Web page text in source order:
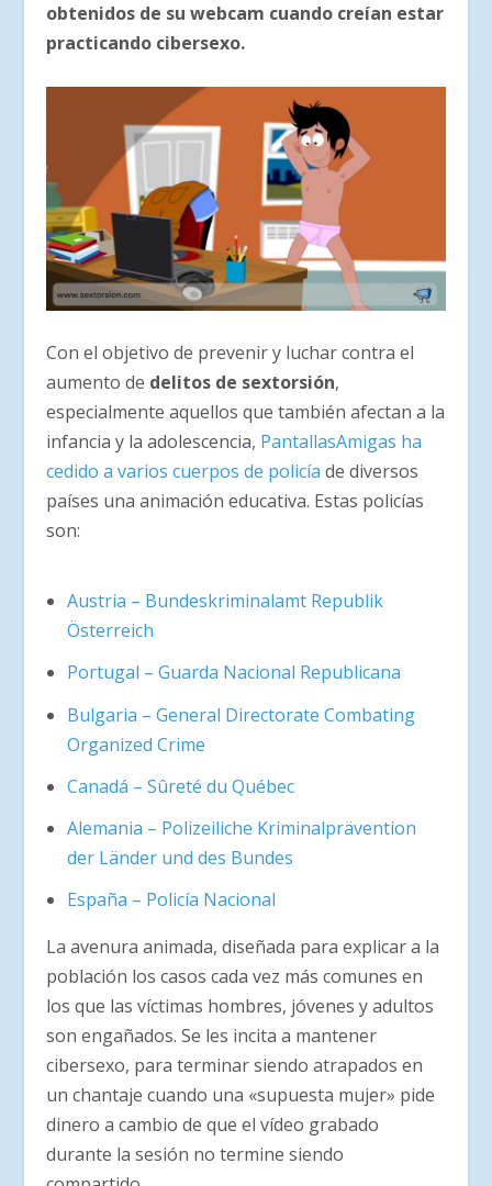
obtenidos de su webcam cuando creían estar
practicando cibersexo.
Con el objetivo de prevenir y luchar contra el
aumento de delitos de sextorsión,
especialmente aquellos que también afectan a la
infancia y la adolescencia, PantallasAmigas ha
cedido a varios cuerpos de policía de diversos
países una animación educativa. Estas policías
son:
Austria – Bundeskriminalamt Republik
Österreich
Portugal – Guarda Nacional Republicana
Bulgaria – General Directorate Combating
Organized Crime
Canadá – Sûreté du Québec
Alemania – Polizeiliche Kriminalprävention
der Länder und des Bundes
España – Policía Nacional
La avenura animada, diseñada para explicar a la
población los casos cada vez más comunes en
los que las víctimas hombres, jóvenes y adultos
son engañados. Se les incita a mantener
cibersexo, para terminar siendo atrapados en
un chantaje cuando una «supuesta mujer» pide
dinero a cambio de que el vídeo grabado
durante la sesión no termine siendo